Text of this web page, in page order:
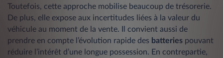
Toutefois, cette approche mobilise beaucoup de trésorerie.
De plus, elle expose aux incertitudes liées à la valeur du
véhicule au moment de la vente. Il convient aussi de
prendre en compte l’évolution rapide des batteries pouvant
réduire l’intérêt d’une longue possession. En contrepartie,